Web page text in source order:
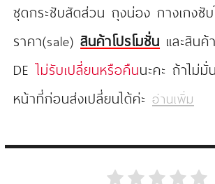
ชุดกระชับสัดส่วน ถุงน่อง กางเกงซั
ราคา(sale) สินค้าโปรโมชั่น และสิน
DE ไม่รับเปลี่ยนหรือคืนนะคะ ถ้าไม่มั่
หน้าที่ก่อนส่งเปลี่ยนได้ค่ะ อ่านเพิ่ม